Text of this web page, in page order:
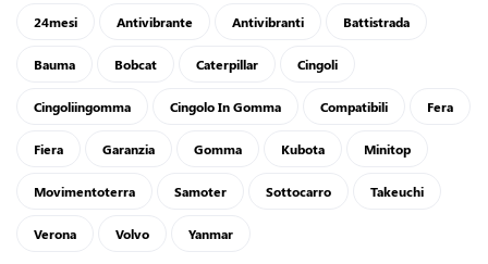
24mesi Antivibrante Antivibranti Battistrada
Bauma Bobcat Caterpillar Cingoli
Cingoliingomma Cingolo In Gomma Compatibili Fera
Fiera Garanzia Gomma Kubota Minitop
Movimentoterra Samoter Sottocarro Takeuchi
Verona Volvo Yanmar